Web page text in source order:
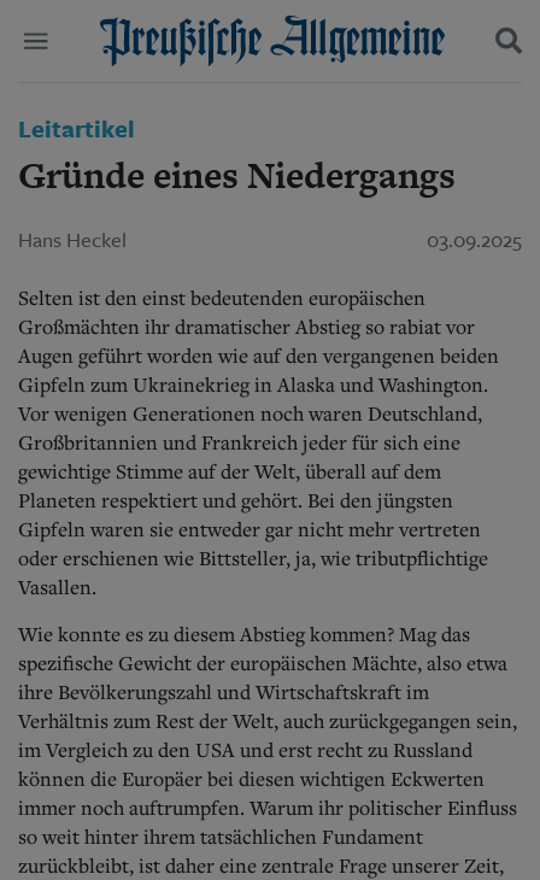
Start
Wer wir sind
Aktuelle Ausgabe
Abonnenten-Login
Abo Prämien
Archiv
Mediadaten
Wirtschaft
Geschichte
Ostpreußen
Pommern
Berlin-Brandenburg
Schlesien
Danzig und Westpreußen
Bücher
Kontakt
Impressum
Datenschutz
Suchen und finden
Leitartikel
Gründe eines Niedergangs
Hans Heckel 03.09.2025
Selten ist den einst bedeutenden europäischen
Großmächten ihr dramatischer Abstieg so rabiat vor
Augen geführt worden wie auf den vergangenen beiden
Gipfeln zum Ukrainekrieg in Alaska und Washington.
Vor wenigen Generationen noch waren Deutschland,
Großbritannien und Frankreich jeder für sich eine
gewichtige Stimme auf der Welt, überall auf dem
Planeten respektiert und gehört. Bei den jüngsten
Gipfeln waren sie entweder gar nicht mehr vertreten
oder erschienen wie Bittsteller, ja, wie tributpflichtige
Vasallen.
Wie konnte es zu diesem Abstieg kommen? Mag das
spezifische Gewicht der europäischen Mächte, also etwa
ihre Bevölkerungszahl und Wirtschaftskraft im
Verhältnis zum Rest der Welt, auch zurückgegangen sein,
im Vergleich zu den USA und erst recht zu Russland
können die Europäer bei diesen wichtigen Eckwerten
immer noch auftrumpfen. Warum ihr politischer Einfluss
so weit hinter ihrem tatsächlichen Fundament
zurückbleibt, ist daher eine zentrale Frage unserer Zeit,